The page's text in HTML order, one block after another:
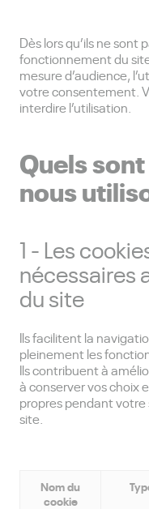
Dès lors qu’ils ne
fonctionnement du
mesure d’audience,
votre consentement.
interdire l’utilisation.
Quels
nous
1 - Les
nécessaires
du site
Ils facilitent la
pleinement les
Ils contribuent à
à conserver vos choix
propres pendant
site.
Nom du
cookie